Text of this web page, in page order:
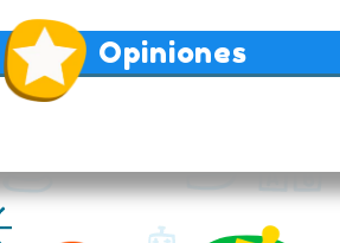
Opiniones